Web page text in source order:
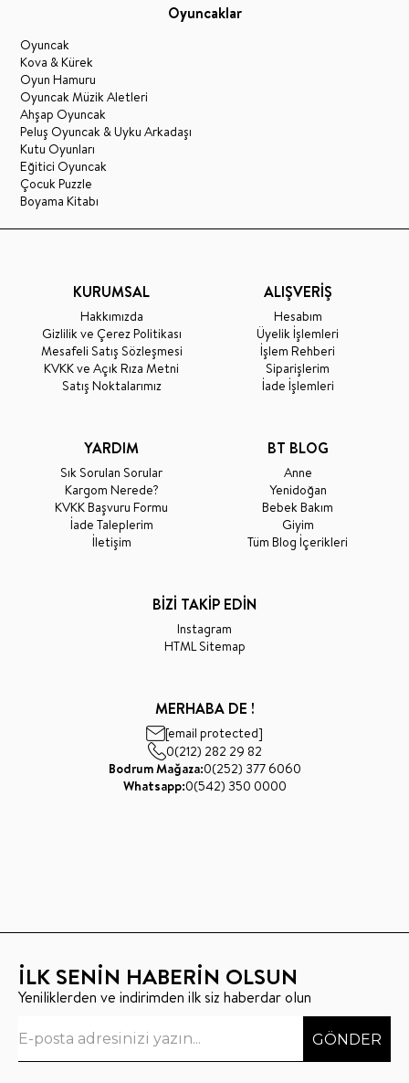
Oyuncaklar
Oyuncak
Kova & Kürek
Oyun Hamuru
Oyuncak Müzik Aletleri
Ahşap Oyuncak
Peluş Oyuncak & Uyku Arkadaşı
Kutu Oyunları
Eğitici Oyuncak
Çocuk Puzzle
Boyama Kitabı
KURUMSAL
Hakkımızda
Gizlilik ve Çerez Politikası
Mesafeli Satış Sözleşmesi
KVKK ve Açık Rıza Metni
Satış Noktalarımız
ALIŞVERİŞ
Hesabım
Üyelik İşlemleri
İşlem Rehberi
Siparişlerim
İade İşlemleri
YARDIM
Sık Sorulan Sorular
Kargom Nerede?
KVKK Başvuru Formu
İade Taleplerim
İletişim
BT BLOG
Anne
Yenidoğan
Bebek Bakım
Giyim
Tüm Blog İçerikleri
BİZİ TAKİP EDİN
Instagram
HTML Sitemap
MERHABA DE !
[email protected]
0(212) 282 29 82
Bodrum Mağaza:0(252) 377 6060
Whatsapp:0(542) 350 0000
İLK SENİN HABERİN OLSUN
Yeniliklerden ve indirimden ilk siz haberdar olun
GÖNDER